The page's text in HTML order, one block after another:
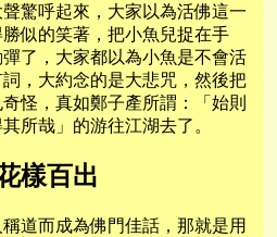
驚呼起來，大家以為活佛這一
似的笑著，把小魚兒捉在手
彈了，大家都以為小魚是不會活
，大約念的是大悲咒，然後把
怪，真如鄭子產所謂：「始則
所哉」的游往江湖去了。
樣百出
道而成為佛門佳話，那就是用